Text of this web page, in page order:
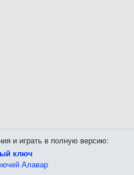
и играть в полную версию:
ключ
Алавар